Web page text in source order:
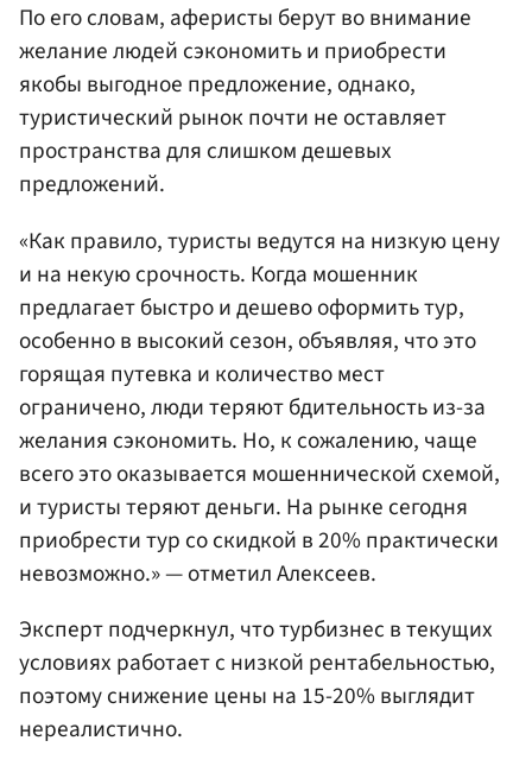
По его словам, аферисты берут во внимание
желание людей сэкономить и приобрести
якобы выгодное предложение, однако,
туристический рынок почти не оставляет
пространства для слишком дешевых
предложений.
«Как правило, туристы ведутся на низкую цену
и на некую срочность. Когда мошенник
предлагает быстро и дешево оформить тур,
особенно в высокий сезон, объявляя, что это
горящая путевка и количество мест
ограничено, люди теряют бдительность из-за
желания сэкономить. Но, к сожалению, чаще
всего это оказывается мошеннической схемой,
и туристы теряют деньги. На рынке сегодня
приобрести тур со скидкой в 20% практически
невозможно.» — отметил Алексеев.
Эксперт подчеркнул, что турбизнес в текущих
условиях работает с низкой рентабельностью,
поэтому снижение цены на 15-20% выглядит
нереалистично.